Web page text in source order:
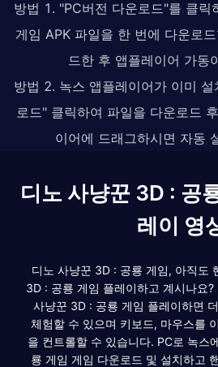
방법 1. "PC버전 다운로드"를 클릭
게임 APK 파일을 한 번에 다운로
드한 후 앱플레이어 가동
방법 2. 녹스 앱플레이어가 이미
로드" 클릭하여 파일을 다운로드
이어에 드래그하시면 자동
디노 사냥꾼 3D : 공
레이 영
디노 사냥꾼 3D : 공룡 게임, 아직도
3D : 공룡 게임 플레이하고 계시나요
사냥꾼 3D : 공룡 게임 플레이하면
체험할 수 있으며 키보드, 마우스를
을 컨트롤할 수 있습니다. PC로 녹스
룡 게임 게임 다운로드 및 설치하고